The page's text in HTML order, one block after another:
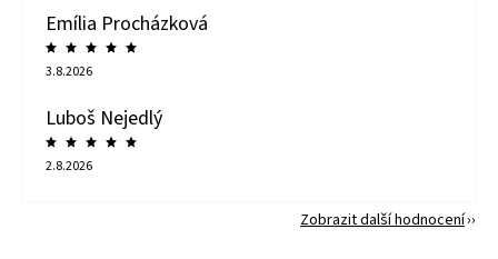
Emília Procházková
3.8.2026
Luboš Nejedlý
2.8.2026
Zobrazit další hodnocení